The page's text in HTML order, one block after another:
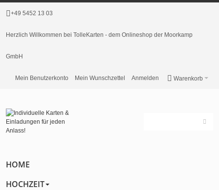
+49 5452 13 03
Herzlich Willkommen bei TolleKarten - dem Onlineshop der Moorkamp
GmbH
Warenkorb
Mein Benutzerkonto Mein Wunschzettel Anmelden
HOME
HOCHZEIT